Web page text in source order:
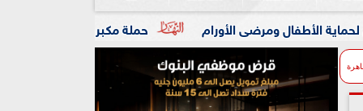
حملة مكبرة تضبط 32 مخالفة تموينية وحالة إشغال بفرشوط الأورام